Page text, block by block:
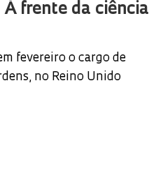
frente da ciência
fevereiro o cargo de
no Reino Unido